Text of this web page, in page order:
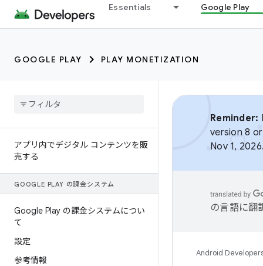
Essentials Google Play
GOOGLE PLAY PLAY MONETIZATION
アプリ内でデジタル コンテンツを販
売する
GOOGLE PLAY の課金システム
Google Play の課金システムについ
て
設定
参考情報
Reminder:
version 8
Nov 1,
の言語に翻
Android